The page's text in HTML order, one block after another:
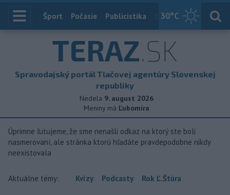
30°C
Index
Šport Počasie Publicistika Slovensko
TERAZ.SK
Spravodajský portál Tlačovej agentúry Slovenskej
republiky
Nedela 9. august 2026
Meniny má Ľubomíra
Úprimne ľutujeme, že sme nenašli odkaz na ktorý ste boli
nasmerovaní, ale stránka ktorú hľadáte pravdepodobne nikdy
neexistovala
Aktuálne témy: Kvízy Podcasty Rok Ľ.Štúra